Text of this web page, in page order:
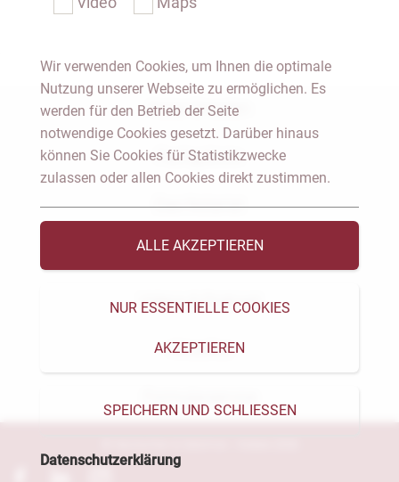
Notar Dresden
Fachgebiete
Das Notariat
Vorträge & Veröffentlichungen
Videos & Podcast
Aktuelles
Wir verwenden Cookies, um Ihnen die optimale
Nutzung unserer Webseite zu ermöglichen. Es
werden für den Betrieb der Seite
notwendige Cookies gesetzt. Darüber hinaus
können Sie Cookies für Statistikzwecke
zulassen oder allen Cookies direkt zustimmen.
ALLE AKZEPTIEREN
NUR ESSENTIELLE COOKIES
AKZEPTIEREN
SPEICHERN UND SCHLIESSEN
Datenschutzerklärung